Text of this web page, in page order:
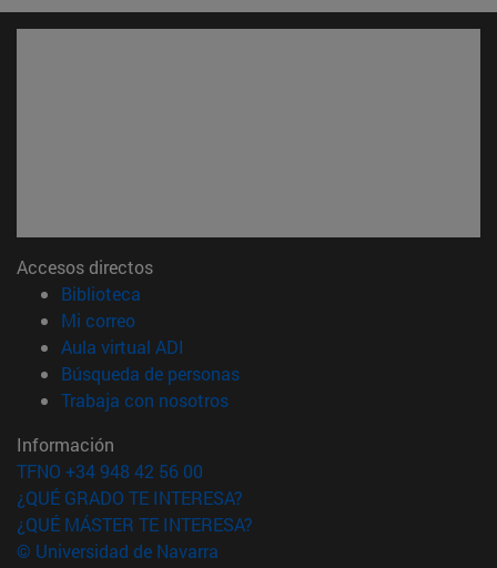
Accesos directos
Biblioteca
Mi correo(abre en nueva ventana)
Aula virtual ADI
Búsqueda de personas(abre en nueva ventana)
Trabaja con nosotros(abre en nueva ventana)
Información
TFNO +34 948 42 56 00
¿QUÉ GRADO TE INTERESA?
¿QUÉ MÁSTER TE INTERESA?
© Universidad de Navarra